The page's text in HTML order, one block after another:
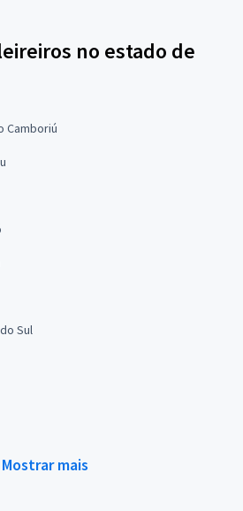
no estado de
Camboriú
Sul
Mostrar mais